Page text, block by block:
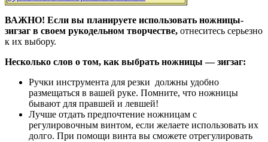
ВАЖНО! Если вы планируете использовать ножницы-
зигзаг в своем рукодельном творчестве, отнеситесь серьезно
к их выбору.
Несколько слов о том, как выбрать ножницы — зигзаг:
Ручки инструмента для резки должны удобно
размещаться в вашей руке. Помните, что ножницы
бывают для правшей и левшей!
Лучше отдать предпочтение ножницам с
регулировочным винтом, если желаете использовать их
долго. При помощи винта вы сможете отрегулировать